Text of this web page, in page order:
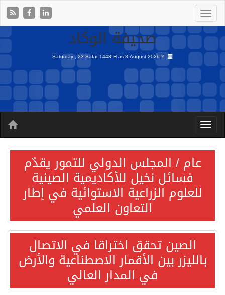
صحيفة الوكاد
Saturday , 23 Safar 1448 H as8 August 2026 Y
عام / المجلس الدولي للتمور يقدّم
فسائل نخيل للأكاديمية الصينية
للعلوم الزراعية الاستوائية في إطار
التعاون العلمي
الصين تحقق اختراقا في الاتصال
بالليزر بين الأقمار الاصطناعية والأرض
في المدار العالي